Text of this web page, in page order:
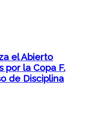
el Abierto
por la Copa F.
de Disciplina